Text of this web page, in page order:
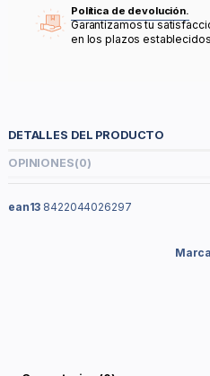
Política de devolución.
Garantizamos tu
en los plazos
DETALLES DEL PRODUCTO
OPINIONES(0)
Marca
ean13 8422044026297